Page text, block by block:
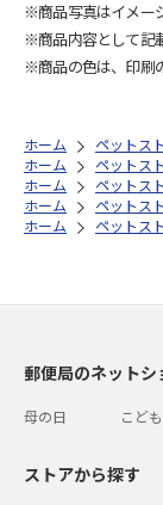
※商品写真はイメー
※商品内容として記
※商品の色は、印刷
ホーム ペットス
ホーム
ペットス
ホーム
ペットス
ホーム
ペットス
ホーム
ペットス
郵便局のネット
母の日 こど
ストアから探す